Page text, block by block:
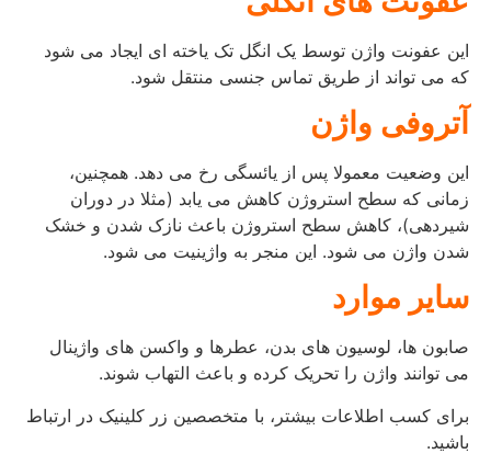
این عفونت واژن توسط یک انگل تک یاخته ای ایجاد می شود
که می تواند از طریق تماس جنسی منتقل شود.
آتروفی واژن
این وضعیت معمولا پس از یائسگی رخ می دهد. همچنین،
زمانی که سطح استروژن کاهش می یابد (مثلا در دوران
شیردهی)، کاهش سطح استروژن باعث نازک شدن و خشک
شدن واژن می شود. این منجر به واژینیت می شود.
سایر موارد
صابون ها، لوسیون های بدن، عطرها و واکسن های واژینال
می توانند واژن را تحریک کرده و باعث التهاب شوند.
برای کسب اطلاعات بیشتر، با متخصصین زر کلینیک در ارتباط
باشید.